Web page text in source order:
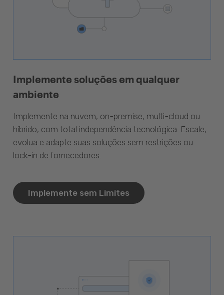
Implemente soluções em qualquer
ambiente
Implemente na nuvem, on-premise, multi-cloud ou
híbrido, com total independência tecnológica. Escale,
evolua e adapte suas soluções sem restrições ou
lock-in de fornecedores.
Implemente sem Limites